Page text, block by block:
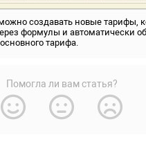
создавать новые тарифы,
формулы и автоматически
тарифа
Помогла ли вам статья?